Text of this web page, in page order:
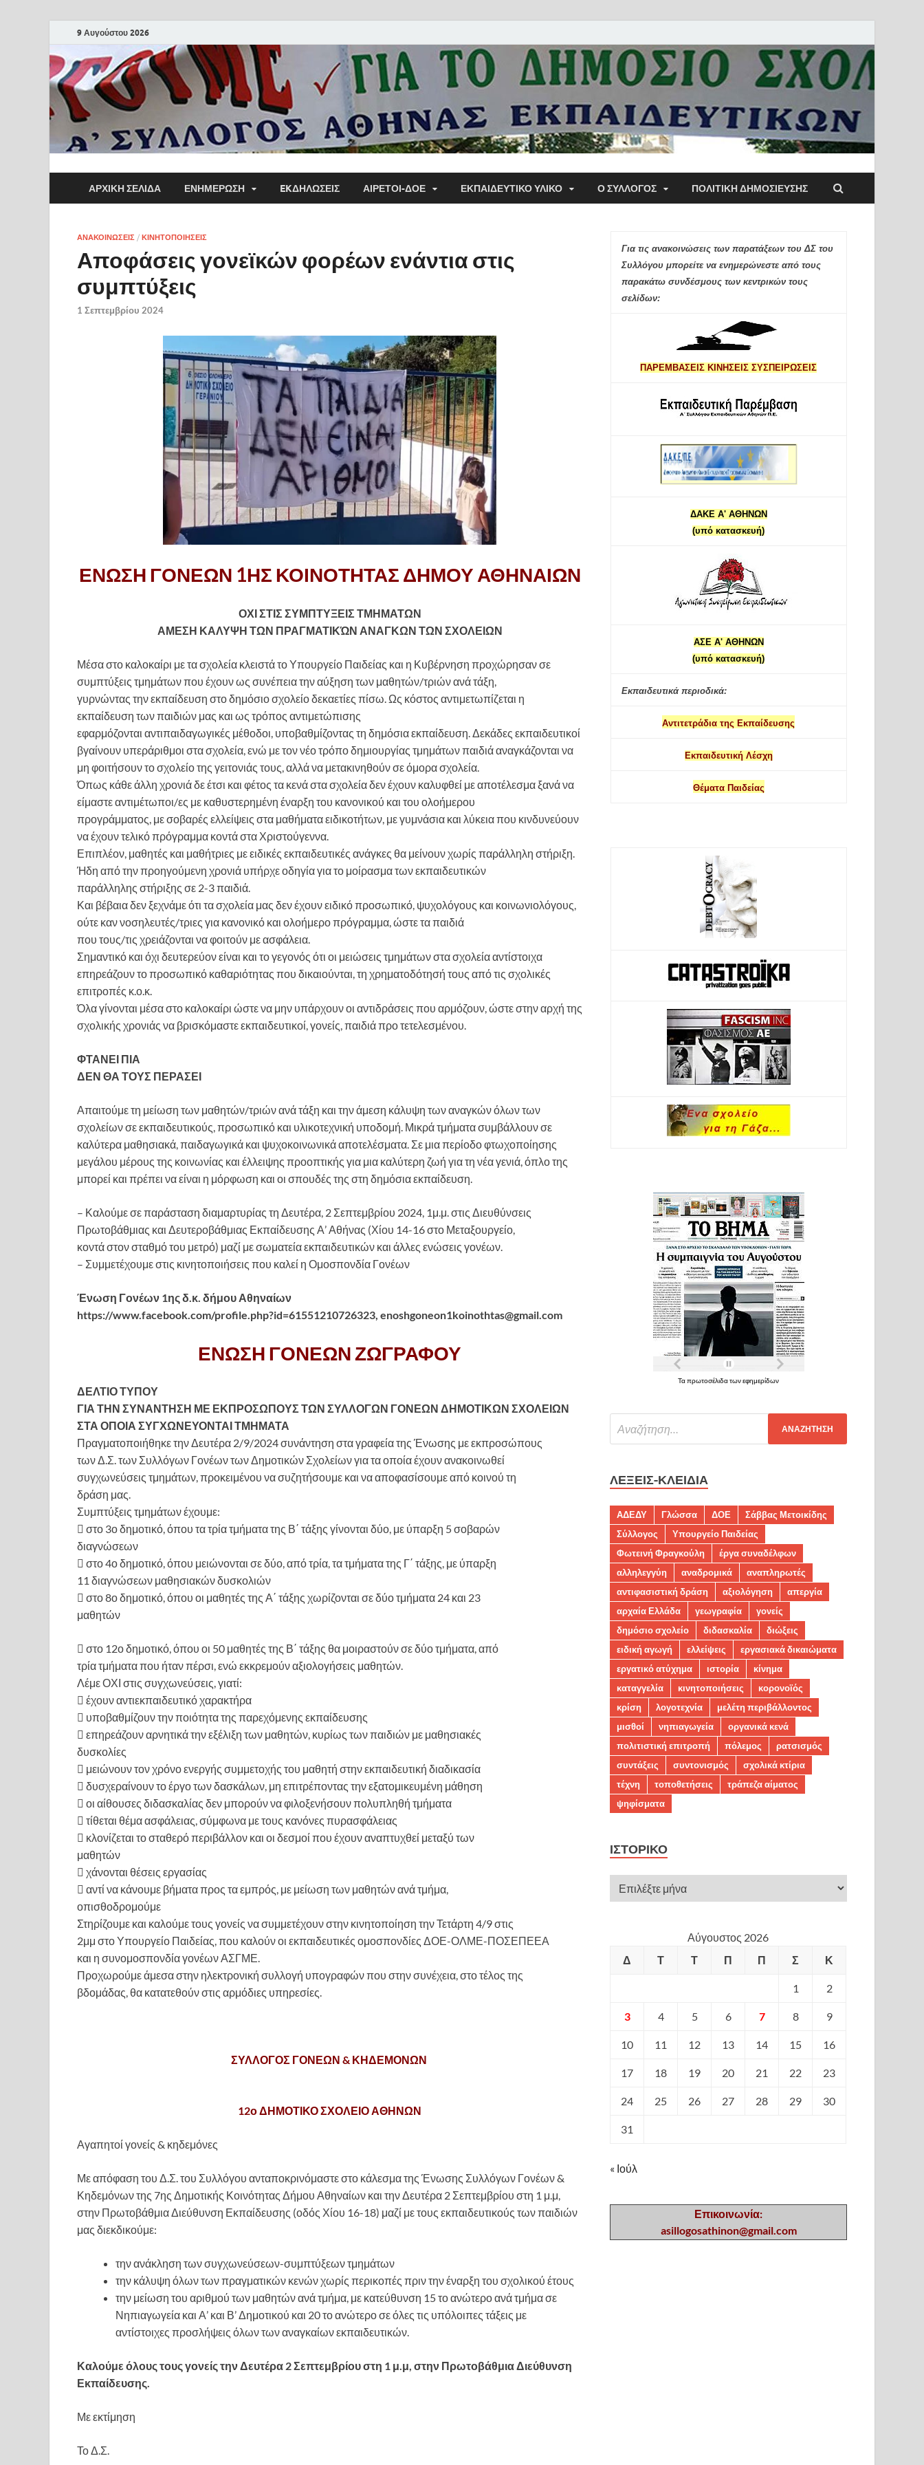
9 Αυγούστου 2026
Α΄ Σύλλογος Αθηνών
Εκπαιδευτικών Π.Ε.
ΑΡΧΙΚΗ ΣΕΛΙΔΑ ΕΝΗΜΕΡΩΣΗ EKΔΗΛΩΣΕΙΣ ΑΙΡΕΤΟΙ-ΔΟΕ ΕΚΠΑΙΔΕΥΤΙΚΌ ΥΛΙΚΌ Ο ΣΥΛΛΟΓΟΣ ΠΟΛΙΤΙΚΉ ΔΗΜΟΣΊΕΥΣΗΣ
ΑΝΑΚΟΙΝΩΣΕΙΣ / ΚΙΝΗΤΟΠΟΙΗΣΕΙΣ
Αποφάσεις γονεϊκών φορέων ενάντια στις
συμπτύξεις
1 Σεπτεμβρίου 2024
ΕΝΩΣΗ ΓΟΝΕΩΝ 1ΗΣ ΚΟΙΝΟΤΗΤΑΣ ΔΗΜΟΥ ΑΘΗΝΑΙΩΝ
ΟΧΙ ΣΤΙΣ ΣΥΜΠΤΥΞΕΙΣ ΤΜΗΜΑΤΩΝ
ΑΜΕΣΗ ΚΑΛΥΨΗ ΤΩΝ ΠΡΑΓΜΑΤΙΚΏΝ ΑΝΑΓΚΩΝ ΤΩΝ ΣΧΟΛΕΙΩΝ
Μέσα στο καλοκαίρι με τα σχολεία κλειστά το Υπουργείο Παιδείας και η Κυβέρνηση προχώρησαν σε
συμπτύξεις τμημάτων που έχουν ως συνέπεια την αύξηση των μαθητών/τριών ανά τάξη,
γυρνώντας την εκπαίδευση στο δημόσιο σχολείο δεκαετίες πίσω. Ως κόστος αντιμετωπίζεται η
εκπαίδευση των παιδιών μας και ως τρόπος αντιμετώπισης
εφαρμόζονται αντιπαιδαγωγικές μέθοδοι, υποβαθμίζοντας τη δημόσια εκπαίδευση. Δεκάδες εκπαιδευτικοί
βγαίνουν υπεράριθμοι στα σχολεία, ενώ με τον νέο τρόπο δημιουργίας τμημάτων παιδιά αναγκάζονται να
μη φοιτήσουν το σχολείο της γειτονιάς τους, αλλά να μετακινηθούν σε όμορα σχολεία.
Όπως κάθε άλλη χρονιά δε έτσι και φέτος τα κενά στα σχολεία δεν έχουν καλυφθεί με αποτέλεσμα ξανά να
είμαστε αντιμέτωποι/ες με καθυστερημένη έναρξη του κανονικού και του ολοήμερου
προγράμματος, με σοβαρές ελλείψεις στα μαθήματα ειδικοτήτων, με γυμνάσια και λύκεια που κινδυνεύουν
να έχουν τελικό πρόγραμμα κοντά στα Χριστούγεννα.
Επιπλέον, μαθητές και μαθήτριες με ειδικές εκπαιδευτικές ανάγκες θα μείνουν χωρίς παράλληλη στήριξη.
Ήδη από την προηγούμενη χρονιά υπήρχε οδηγία για το μοίρασμα των εκπαιδευτικών
παράλληλης στήριξης σε 2-3 παιδιά.
Και βέβαια δεν ξεχνάμε ότι τα σχολεία μας δεν έχουν ειδικό προσωπικό, ψυχολόγους και κοινωνιολόγους,
ούτε καν νοσηλευτές/τριες για κανονικό και ολοήμερο πρόγραμμα, ώστε τα παιδιά
που τους/τις χρειάζονται να φοιτούν με ασφάλεια.
Σημαντικό και όχι δευτερεύον είναι και το γεγονός ότι οι μειώσεις τμημάτων στα σχολεία αντίστοιχα
επηρεάζουν το προσωπικό καθαριότητας που δικαιούνται, τη χρηματοδότησή τους από τις σχολικές
επιτροπές κ.ο.κ.
Όλα γίνονται μέσα στο καλοκαίρι ώστε να μην υπάρχουν οι αντιδράσεις που αρμόζουν, ώστε στην αρχή της
σχολικής χρονιάς να βρισκόμαστε εκπαιδευτικοί, γονείς, παιδιά προ τετελεσμένου.
ΦΤΑΝΕΙ ΠΙΑ
ΔΕΝ ΘΑ ΤΟΥΣ ΠΕΡΑΣΕΙ
Απαιτούμε τη μείωση των μαθητών/τριών ανά τάξη και την άμεση κάλυψη των αναγκών όλων των
σχολείων σε εκπαιδευτικούς, προσωπικό και υλικοτεχνική υποδομή. Μικρά τμήματα συμβάλλουν σε
καλύτερα μαθησιακά, παιδαγωγικά και ψυχοκοινωνικά αποτελέσματα. Σε μια περίοδο φτωχοποίησης
μεγάλου μέρους της κοινωνίας και έλλειψης προοπτικής για μια καλύτερη ζωή για τη νέα γενιά, όπλο της
μπορεί και πρέπει να είναι η μόρφωση και οι σπουδές της στη δημόσια εκπαίδευση.
– Καλούμε σε παράσταση διαμαρτυρίας τη Δευτέρα, 2 Σεπτεμβρίου 2024, 1μ.μ. στις Διευθύνσεις
Πρωτοβάθμιας και Δευτεροβάθμιας Εκπαίδευσης Α’ Αθήνας (Χίου 14-16 στο Μεταξουργείο,
κοντά στον σταθμό του μετρό) μαζί με σωματεία εκπαιδευτικών και άλλες ενώσεις γονέων.
– Συμμετέχουμε στις κινητοποιήσεις που καλεί η Ομοσπονδία Γονέων
Ένωση Γονέων 1ης δ.κ. δήμου Αθηναίων
https://www.facebook.com/profile.php?id=61551210726323, enoshgoneon1koinothtas@gmail.com
ΕΝΩΣΗ ΓΟΝΕΩΝ ΖΩΓΡΑΦΟΥ
ΔΕΛΤΙΟ ΤΥΠΟΥ
ΓΙΑ ΤΗΝ ΣΥΝΑΝΤΗΣΗ ΜΕ ΕΚΠΡΟΣΩΠΟΥΣ ΤΩΝ ΣΥΛΛΟΓΩΝ ΓΟΝΕΩΝ ΔΗΜΟΤΙΚΩΝ ΣΧΟΛΕΙΩΝ
ΣΤΑ ΟΠΟΙΑ ΣΥΓΧΩΝΕΥΟΝΤΑΙ ΤΜΗΜΑΤΑ
Πραγματοποιήθηκε την Δευτέρα 2/9/2024 συνάντηση στα γραφεία της Ένωσης με εκπροσώπους
των Δ.Σ. των Συλλόγων Γονέων των Δημοτικών Σχολείων για τα οποία έχουν ανακοινωθεί
συγχωνεύσεις τμημάτων, προκειμένου να συζητήσουμε και να αποφασίσουμε από κοινού τη
δράση μας.
Συμπτύξεις τμημάτων έχουμε:
 στο 3ο δημοτικό, όπου τα τρία τμήματα της Β΄ τάξης γίνονται δύο, με ύπαρξη 5 σοβαρών
διαγνώσεων
 στο 4ο δημοτικό, όπου μειώνονται σε δύο, από τρία, τα τμήματα της Γ΄ τάξης, με ύπαρξη
11 διαγνώσεων μαθησιακών δυσκολιών
 στο 8ο δημοτικό, όπου οι μαθητές της Α΄ τάξης χωρίζονται σε δύο τμήματα 24 και 23
μαθητών
 στο 12ο δημοτικό, όπου οι 50 μαθητές της Β΄ τάξης θα μοιραστούν σε δύο τμήματα, από
τρία τμήματα που ήταν πέρσι, ενώ εκκρεμούν αξιολογήσεις μαθητών.
Λέμε ΟΧΙ στις συγχωνεύσεις, γιατί:
 έχουν αντιεκπαιδευτικό χαρακτήρα
 υποβαθμίζουν την ποιότητα της παρεχόμενης εκπαίδευσης
 επηρεάζουν αρνητικά την εξέλιξη των μαθητών, κυρίως των παιδιών με μαθησιακές
δυσκολίες
 μειώνουν τον χρόνο ενεργής συμμετοχής του μαθητή στην εκπαιδευτική διαδικασία
 δυσχεραίνουν το έργο των δασκάλων, μη επιτρέποντας την εξατομικευμένη μάθηση
 οι αίθουσες διδασκαλίας δεν μπορούν να φιλοξενήσουν πολυπληθή τμήματα
 τίθεται θέμα ασφάλειας, σύμφωνα με τους κανόνες πυρασφάλειας
 κλονίζεται το σταθερό περιβάλλον και οι δεσμοί που έχουν αναπτυχθεί μεταξύ των
μαθητών
 χάνονται θέσεις εργασίας
 αντί να κάνουμε βήματα προς τα εμπρός, με μείωση των μαθητών ανά τμήμα,
οπισθοδρομούμε
Στηρίζουμε και καλούμε τους γονείς να συμμετέχουν στην κινητοποίηση την Τετάρτη 4/9 στις
2μμ στο Υπουργείο Παιδείας, που καλούν οι εκπαιδευτικές ομοσπονδίες ΔΟΕ-ΟΛΜΕ-ΠΟΣΕΠΕΕΑ
και η συνομοσπονδία γονέων ΑΣΓΜΕ.
Προχωρούμε άμεσα στην ηλεκτρονική συλλογή υπογραφών που στην συνέχεια, στο τέλος της
βδομάδας, θα κατατεθούν στις αρμόδιες υπηρεσίες.
ΣΥΛΛΟΓΟΣ ΓΟΝΕΩΝ & ΚΗΔΕΜΟΝΩΝ
12ο ΔΗΜΟΤΙΚΟ ΣΧΟΛΕΙΟ ΑΘΗΝΩΝ
Αγαπητοί γονείς & κηδεμόνες
Με απόφαση του Δ.Σ. του Συλλόγου ανταποκρινόμαστε στο κάλεσμα της Ένωσης Συλλόγων Γονέων &
Κηδεμόνων της 7ης Δημοτικής Κοινότητας Δήμου Αθηναίων και την Δευτέρα 2 Σεπτεμβρίου στη 1 μ.μ,
στην Πρωτοβάθμια Διεύθυνση Εκπαίδευσης (οδός Χίου 16-18) μαζί με τους εκπαιδευτικούς των παιδιών
μας διεκδικούμε:
την ανάκληση των συγχωνεύσεων-συμπτύξεων τμημάτων
την κάλυψη όλων των πραγματικών κενών χωρίς περικοπές πριν την έναρξη του σχολικού έτους
την μείωση του αριθμού των μαθητών ανά τμήμα, με κατεύθυνση 15 το ανώτερο ανά τμήμα σε
Νηπιαγωγεία και Α’ και Β’ Δημοτικού και 20 το ανώτερο σε όλες τις υπόλοιπες τάξεις με
αντίστοιχες προσλήψεις όλων των αναγκαίων εκπαιδευτικών.
Καλούμε όλους τους γονείς την Δευτέρα 2 Σεπτεμβρίου στη 1 μ.μ, στην Πρωτοβάθμια Διεύθυνση
Εκπαίδευσης.
Με εκτίμηση
Το Δ.Σ.
Για τις ανακοινώσεις των παρατάξεων του ΔΣ του
Συλλόγου μπορείτε να ενημερώνεστε από τους
παρακάτω συνδέσμους των κεντρικών τους
σελίδων:
ΠΑΡΕΜΒΑΣΕΙΣ ΚΙΝΗΣΕΙΣ ΣΥΣΠΕΙΡΩΣΕΙΣ
ΔΑΚΕ Α' ΑΘΗΝΩΝ
(υπό κατασκευή)
ΑΣΕ Α' ΑΘΗΝΩΝ
(υπό κατασκευή)
Εκπαιδευτικά περιοδικά:
Αντιτετράδια της Εκπαίδευσης
Εκπαιδευτική Λέσχη
Θέματα Παιδείας
Τα πρωτοσέλιδα των εφημερίδων
ΛΈΞΕΙΣ-ΚΛΕΙΔΙΆ
ΑΔΕΔΥ Γλώσσα ΔΟΕ
Σάββας Μετοικίδης
Σύλλογος
Υπουργείο Παιδείας
Φωτεινή Φραγκούλη
έργα συναδέλφων
αλληλεγγύη
αναδρομικά
αναπληρωτές
αντιφασιστική δράση
αξιολόγηση
απεργία
αρχαία Ελλάδα
γεωγραφία
γονείς
δημόσιο σχολείο
διδασκαλία
διώξεις
ειδική αγωγή
ελλείψεις
εργασιακά δικαιώματα
εργατικό ατύχημα
ιστορία
κίνημα
καταγγελία
κινητοποιήσεις
κορονοϊός
κρίση
λογοτεχνία
μελέτη περιβάλλοντος
μισθοί
νηπιαγωγεία
οργανικά κενά
πολιτιστική επιτροπή
πόλεμος
ρατσισμός
συντάξεις
συντονισμός
σχολικά κτίρια
τέχνη
τοποθετήσεις
τράπεζα αίματος
ψηφίσματα
ΙΣΤΟΡΙΚΌ
Αύγουστος 2026
Δ
Τ Τ Π Π Σ Κ
1 2
3 4 5 6 7 8 9
10 11 12 13 14 15 16
17 18 19 20 21 22 23
24 25 26 27 28 29 30
31
« Ιούλ
Επικοινωνία:
asillogosathinon@gmail.com